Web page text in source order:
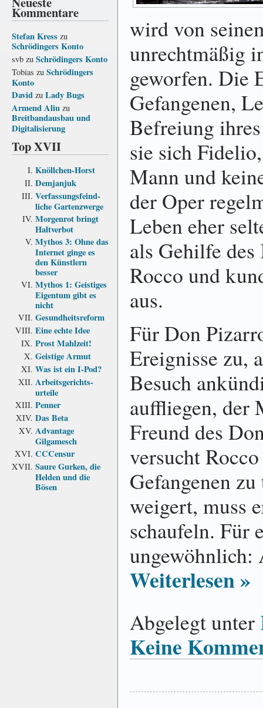
Kommentare
Stefan Kress zu
Schrödingers Konto
svb zu Schrödingers Konto
Tobias zu Schrödingers
Konto
David zu Lady Bugs
Armend Aliu zu
Breitbandausbau und
Digitalisierung
Top XVII
Knöllchen-Horst
Demjanjuk
Verfassungs­feind­
liche Garten­zwerge
Morgenrot bringt
Haltverbot
Mythos 3: Ohne das
Internet ginge es
den Künstlern
besser
Mythos 1: Geistiges
Eigentum gibt es
nicht
Gesundheits­reform
Eine echte Idee
Prost Mahlzeit!
Geistige Armut
Was ist ein I-Pod?
Arbeits­gerichts­
urteile
Penner
Das Beta
Advantage
Gilgamesch
CCCensur
Saure Gurken, die
Helden und die
Bösen
wird von
unrechtmäßig
geworfen. Die
Gefangenen,
Befreiung
sie sich
Mann und
der Oper
Leben eher
als Gehilfe
Rocco und
aus.
Für Don
Ereignisse zu,
Besuch
auffliegen, der
Freund des
versucht
Gefangenen
weigert, muss
schaufeln. Für
ungewöhnlich:
Weiterlesen »
Abgelegt unter
Keine